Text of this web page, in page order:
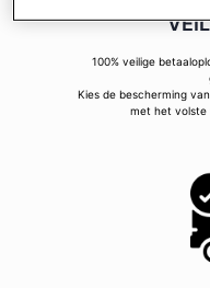
100% veilige
Kies de bescherming
met het volste